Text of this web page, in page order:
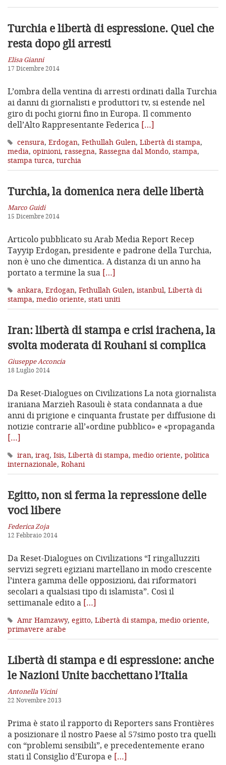
Turchia e libertà di espressione. Quel che
resta dopo gli arresti
Elisa Gianni
17 Dicembre 2014
L’ombra della ventina di arresti ordinati dalla Turchia
ai danni di giornalisti e produttori tv, si estende nel
giro di pochi giorni fino in Europa. Il commento
dell’Alto Rappresentante Federica […]
censura, Erdogan, Fethullah Gulen, Libertà di stampa,
media, opinioni, rassegna, Rassegna dal Mondo, stampa,
stampa turca, turchia
Turchia, la domenica nera delle libertà
Marco Guidi
15 Dicembre 2014
Articolo pubblicato su Arab Media Report Recep
Tayyip Erdogan, presidente e padrone della Turchia,
non è uno che dimentica. A distanza di un anno ha
portato a termine la sua […]
ankara, Erdogan, Fethullah Gulen, istanbul, Libertà di
stampa, medio oriente, stati uniti
Iran: libertà di stampa e crisi irachena,la
svolta moderata di Rouhani si complica
Giuseppe Acconcia
18 Luglio 2014
Da Reset-Dialogues on Civilizations La nota giornalista
iraniana Marzieh Rasouli è stata condannata a due
anni di prigione e cinquanta frustate per diffusione di
notizie contrarie all’«ordine pubblico» e «propaganda
[…]
iran, iraq, Isis, Libertà di stampa, medio oriente, politica
internazionale, Rohani
Egitto, non si ferma la repressione delle
voci libere
Federica Zoja
12 Febbraio 2014
Da Reset-Dialogues on Civilizations “I ringalluzziti
servizi segreti egiziani martellano in modo crescente
l’intera gamma delle opposizioni, dai riformatori
secolari a qualsiasi tipo di islamista”. Così il
settimanale edito a […]
Amr Hamzawy, egitto, Libertà di stampa, medio oriente,
primavere arabe
Libertà di stampa e di espressione: anche
le Nazioni Unite bacchettano l’Italia
Antonella Vicini
22 Novembre 2013
Prima è stato il rapporto di Reporters sans Frontières
a posizionare il nostro Paese al 57simo posto tra quelli
con “problemi sensibili”, e precedentemente erano
stati il Consiglio d’Europa e […]